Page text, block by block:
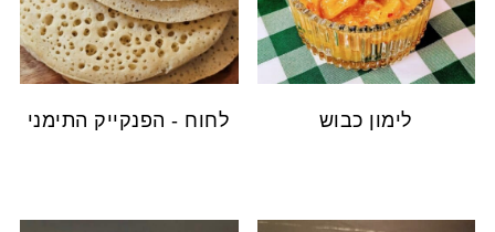
לימון כבוש לחוח - הפנקייק התימני